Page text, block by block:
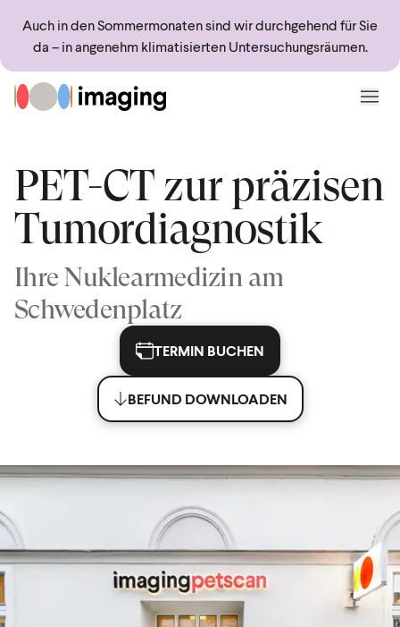
Auch in den Sommermonaten sind wir durchgehend für Sie
da – in angenehm klimatisierten Untersuchungsräumen.
Sprungmarken
Zur Startseite
PET-CT zur präzisen
Tumordiagnostik
Ihre Nuklearmedizin am
Schwedenplatz
TERMIN BUCHEN
BEFUND DOWNLOADEN